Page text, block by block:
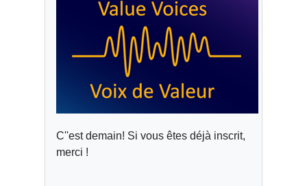
C''est demain! Si vous êtes déjà inscrit,
merci !